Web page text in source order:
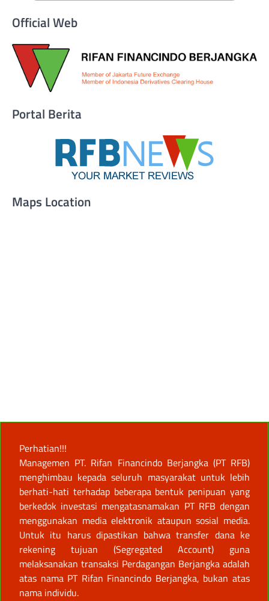
Official Web
Portal Berita
Maps Location
Perhatian!!!
Managemen PT. Rifan Financindo Berjangka (PT RFB)
menghimbau kepada seluruh masyarakat untuk lebih
berhati-hati terhadap beberapa bentuk penipuan yang
berkedok investasi mengatasnamakan PT RFB dengan
menggunakan media elektronik ataupun sosial media.
Untuk itu harus dipastikan bahwa transfer dana ke
rekening tujuan (Segregated Account) guna
melaksanakan transaksi Perdagangan Berjangka adalah
atas nama PT Rifan Financindo Berjangka, bukan atas
nama individu.